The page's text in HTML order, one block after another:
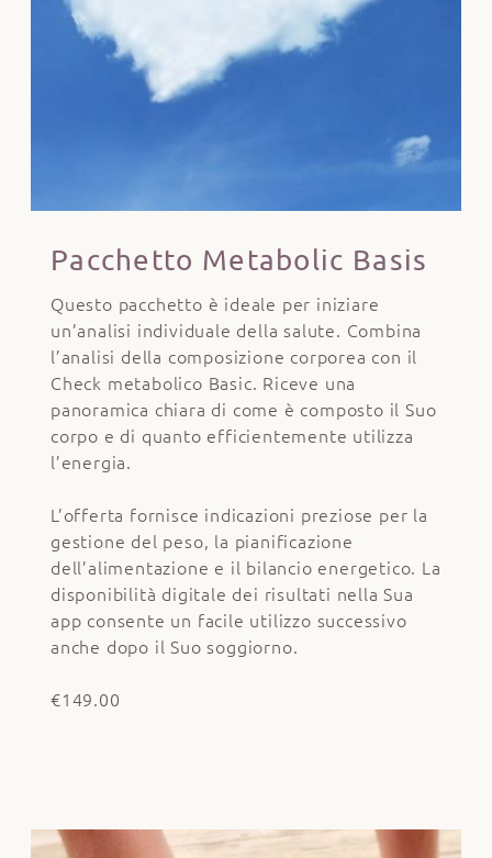
Pacchetto Metabolic Basis
Questo pacchetto è ideale per iniziare
un’analisi individuale della salute. Combina
l’analisi della composizione corporea con il
Check metabolico Basic. Riceve una
panoramica chiara di come è composto il Suo
corpo e di quanto efficientemente utilizza
l’energia.
L’offerta fornisce indicazioni preziose per la
gestione del peso, la pianificazione
dell’alimentazione e il bilancio energetico. La
disponibilità digitale dei risultati nella Sua
app consente un facile utilizzo successivo
anche dopo il Suo soggiorno.
€149.00